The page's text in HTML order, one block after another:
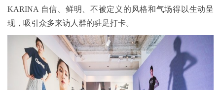
KARINA 自信、鲜明、不被定义的风格和气场得以生动呈
现，吸引众多来访人群的驻足打卡。